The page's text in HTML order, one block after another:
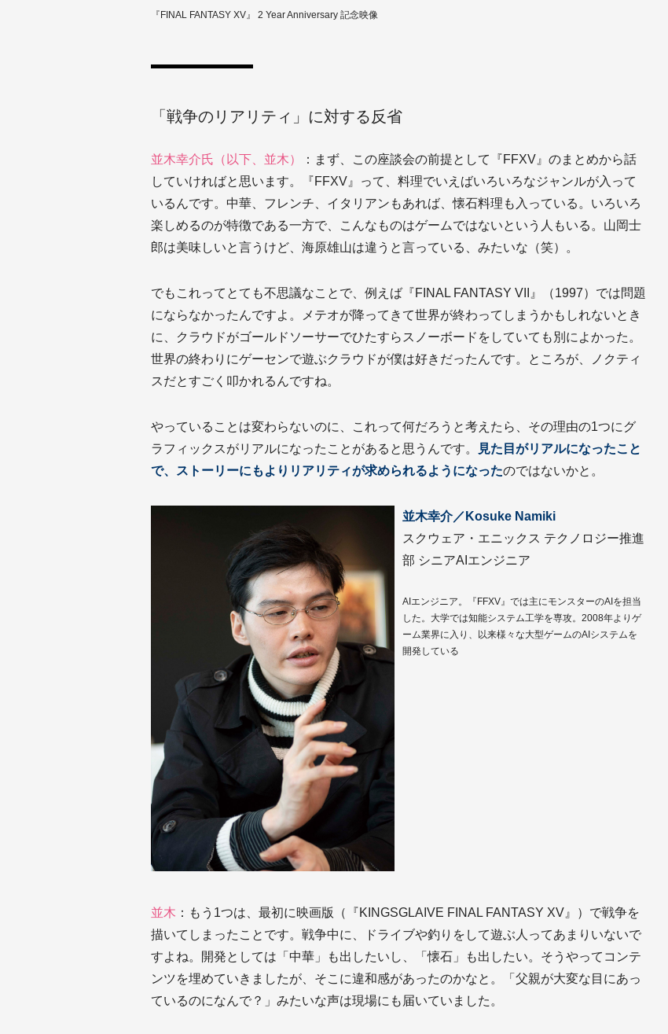
『FINAL FANTASY XV』 2 Year Anniversary 記念映像
「戦争のリアリティ」に対する反省
並木幸介氏（以下、並木）
：まず、この座談会の前提として『FFXV』のまとめから話
していければと思います。『FFXV』って、料理でいえばいろいろなジャンルが入って
いるんです。中華、フレンチ、イタリアンもあれば、懐石料理も入っている。いろいろ
楽しめるのが特徴である一方で、こんなものはゲームではないという人もいる。山岡士
郎は美味しいと言うけど、海原雄山は違うと言っている、みたいな（笑）。
でもこれってとても不思議なことで、例えば『FINAL FANTASY VII』（1997）では問題
にならなかったんですよ。メテオが降ってきて世界が終わってしまうかもしれないとき
に、クラウドがゴールドソーサーでひたすらスノーボードをしていても別によかった。
世界の終わりにゲーセンで遊ぶクラウドが僕は好きだったんです。ところが、ノクティ
スだとすごく叩かれるんですね。
やっていることは変わらないのに、これって何だろうと考えたら、その理由の1つにグ
ラフィックスがリアルになったことがあると思うんです。
見た目がリアルになったこと
で、ストーリーにもよりリアリティが求められるようになったのではないかと。
並木幸介／Kosuke Namiki
スクウェア・エニックス テクノロジー推進
部 シニアAIエンジニア
AIエンジニア。『FFXV』では主にモンスターのAIを担当
した。大学では知能システム工学を専攻。2008年よりゲ
ーム業界に入り、以来様々な大型ゲームのAIシステムを
開発している
並木 ：もう1つは、最初に映画版（『KINGSGLAIVE FINAL FANTASY XV』）で戦争を
描いてしまったことです。戦争中に、ドライブや釣りをして遊ぶ人ってあまりいないで
すよね。開発としては「中華」も出したいし、「懐石」も出したい。そうやってコンテ
ンツを埋めていきましたが、そこに違和感があったのかなと。「父親が大変な目にあっ
ているのになんで？」みたいな声は現場にも届いていました。